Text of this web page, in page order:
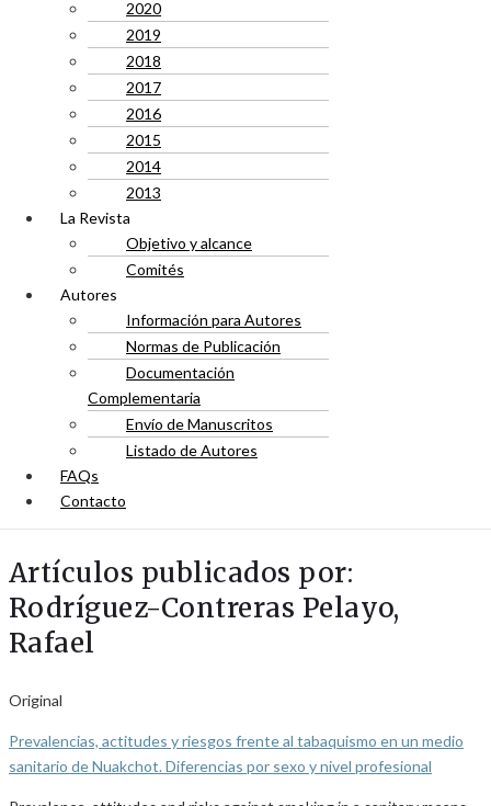
2020
2019
2018
2017
2016
2015
2014
2013
La Revista
Objetivo y alcance
Comités
Autores
Información para Autores
Normas de Publicación
Documentación
Complementaria
Envío de Manuscritos
Listado de Autores
FAQs
Contacto
Artículos publicados por:
Rodríguez-Contreras Pelayo,
Rafael
Original
Prevalencias, actitudes y riesgos frente al tabaquismo en un medio
sanitario de Nuakchot. Diferencias por sexo y nivel profesional